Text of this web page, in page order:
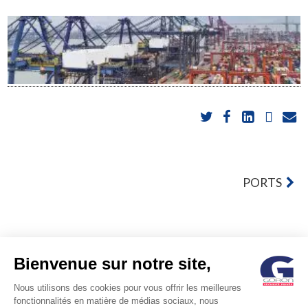
PORTS
© GORON S.A. /1, rue d’Anjou – 92600 ASNIERES –
Bienvenue sur notre site,
Nous utilisons des cookies pour vous offrir les meilleures
fonctionnalités en matière de médias sociaux, nous